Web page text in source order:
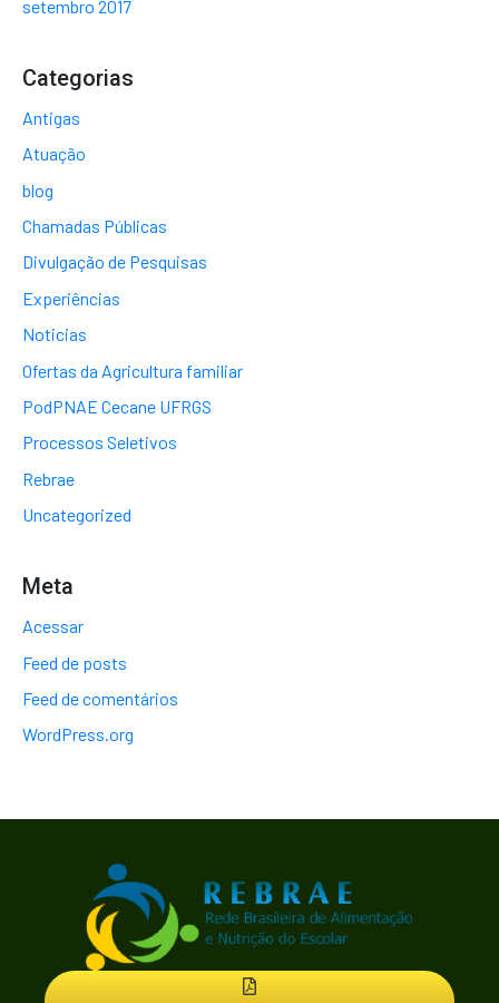
setembro 2017
Categorias
Antigas
Atuação
blog
Chamadas Públicas
Divulgação de Pesquisas
Experiências
Noticias
Ofertas da Agricultura familiar
PodPNAE Cecane UFRGS
Processos Seletivos
Rebrae
Uncategorized
Meta
Acessar
Feed de posts
Feed de comentários
WordPress.org